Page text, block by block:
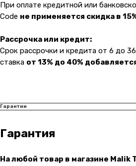
При оплате кредитной или
Code не применяется скидка в
Рассрочка или кредит:
Срок рассрочки и кредита от 6 до
ставка от 13% до 40%
Гарантии
Гарантия
На любой товар в магазине Malik
Клиентам
Гарантии
Услуги
Навигация
Каталог товаров
Для бизнеса
@ 2019-2026 imalik.ru |Политика конфиденциальности
Разработка: youx.agency